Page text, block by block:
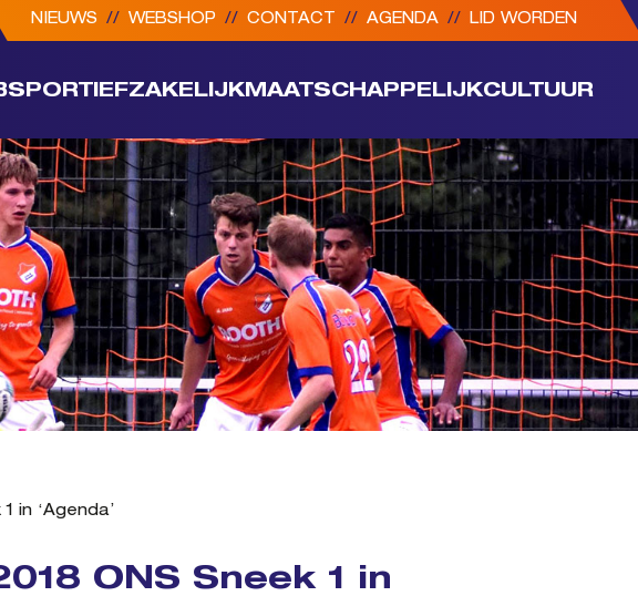
NIEUWS // WEBSHOP // CONTACT // AGENDA // LID WORDEN
SPORTIEFZAKELIJK MAATSCHAPPELIJKCULTUUR
in ‘Agenda’
ONS Sneek 1 in